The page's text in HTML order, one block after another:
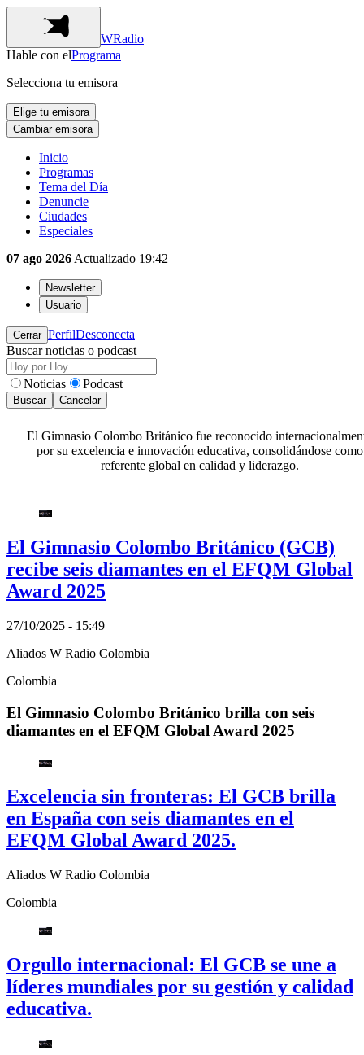
WRadio
Hable con elPrograma
Selecciona tu emisora
Elige tu emisora
Cambiar emisora
Inicio
Programas
Tema del Día
Denuncie
Ciudades
Especiales
07 ago 2026 Actualizado 19:42
Newsletter
Usuario
Cerrar PerfilDesconecta
Buscar noticias o podcast
Noticias Podcast
Buscar Cancelar
El Gimnasio Colombo Británico fue reconocido
por su excelencia e innovación educativa, consolidándose como
referente global en calidad y liderazgo.
El Gimnasio Colombo Británico (GCB)
recibe seis diamantes en el EFQM Global
Award 2025
27/10/2025 - 15:49
Aliados W Radio Colombia
Colombia
El Gimnasio Colombo Británico brilla con seis
diamantes en el EFQM Global Award 2025
Excelencia sin fronteras: El GCB brilla
en España con seis diamantes en el
EFQM Global Award 2025.
Aliados W Radio Colombia
Colombia
Orgullo internacional: El GCB se une a
líderes mundiales por su gestión y calidad
educativa.